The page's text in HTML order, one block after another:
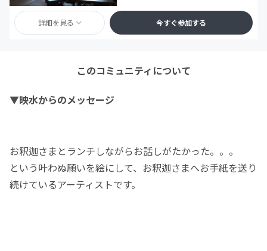
詳細を見る 今すぐ参加する
このコミュニティについて
▼映水からのメッセージ
お釈迦さまとランチしながらお話しがたかった。。。
という叶わぬ願いを絵にして、お釈迦さまへお手紙を送り
続けているアーティストです。